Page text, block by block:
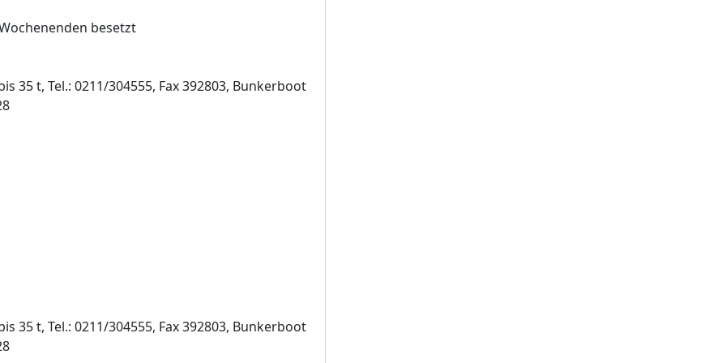
besetzt
35 t, Tel.: 0211/304555, Fax 392803, Bunkerboot
35 t, Tel.: 0211/304555, Fax 392803, Bunkerboot